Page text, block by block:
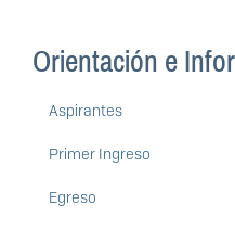
Orientación e
Aspirantes
Primer Ingreso
Egreso